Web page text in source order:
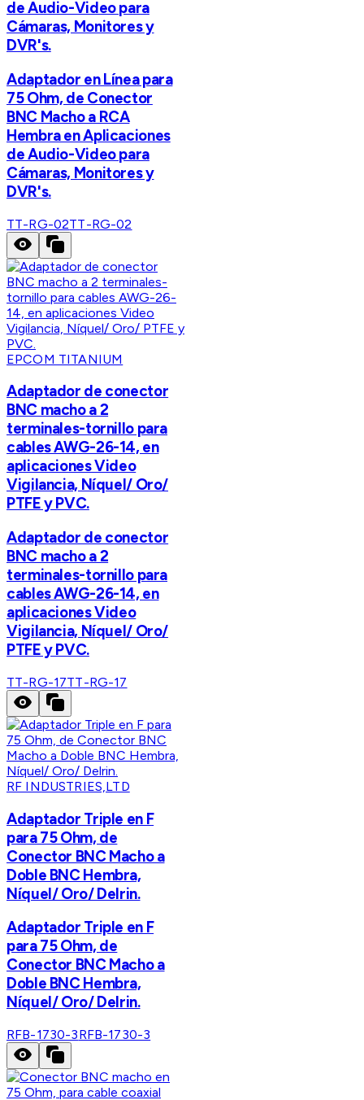
de Audio-Video para
Cámaras, Monitores y
DVR's.
Adaptador en Línea para
75 Ohm, de Conector
BNC Macho a RCA
Hembra en Aplicaciones
de Audio-Video para
Cámaras, Monitores y
DVR's.
TT-RG-02TT-RG-02
EPCOM TITANIUM
Adaptador de conector
BNC macho a 2
terminales-tornillo para
cables AWG-26-14, en
aplicaciones Video
Vigilancia, Níquel/ Oro/
PTFE y PVC.
Adaptador de conector
BNC macho a 2
terminales-tornillo para
cables AWG-26-14, en
aplicaciones Video
Vigilancia, Níquel/ Oro/
PTFE y PVC.
TT-RG-17TT-RG-17
RF INDUSTRIES,LTD
Adaptador Triple en F
para 75 Ohm, de
Conector BNC Macho a
Doble BNC Hembra,
Níquel/ Oro/ Delrin.
Adaptador Triple en F
para 75 Ohm, de
Conector BNC Macho a
Doble BNC Hembra,
Níquel/ Oro/ Delrin.
RFB-1730-3RFB-1730-3